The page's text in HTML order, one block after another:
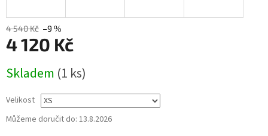
4 540 Kč –9 %
4 120 Kč
cena:
Skladem (1 ks)
Velikost
Můžeme doručit do: 13.8.2026